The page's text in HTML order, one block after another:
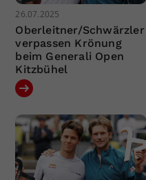
26.07.2025
Oberleitner/Schwärzler
verpassen Krönung
beim Generali Open
Kitzbühel